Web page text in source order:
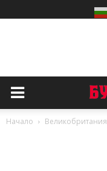
Начало Великобритания